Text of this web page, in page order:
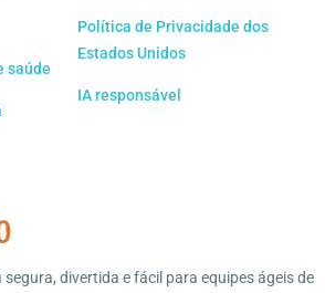
saúde
Política de Privacidade dos
Estados Unidos
IA responsável
segura, divertida e fácil para equipes ágeis de